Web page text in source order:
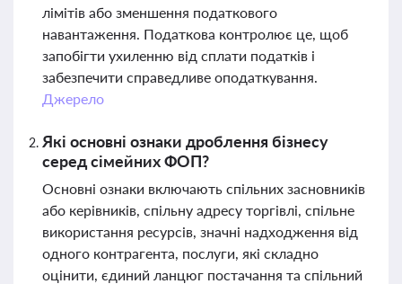
лімітів або зменшення податкового
навантаження. Податкова контролює це, щоб
запобігти ухиленню від сплати податків і
забезпечити справедливе оподаткування.
Джерело
Які основні ознаки дроблення бізнесу
серед сімейних ФОП?
Основні ознаки включають спільних засновників
або керівників, спільну адресу торгівлі, спільне
використання ресурсів, значні надходження від
одного контрагента, послуги, які складно
оцінити, єдиний ланцюг постачання та спільний